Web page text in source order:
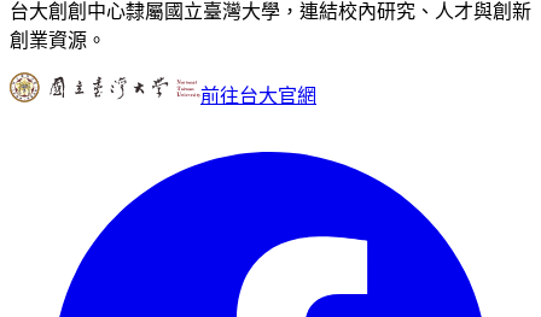
台大創創中心隸屬國立臺灣大學，連結校內研究、人才與創新
創業資源。
前往台大官網